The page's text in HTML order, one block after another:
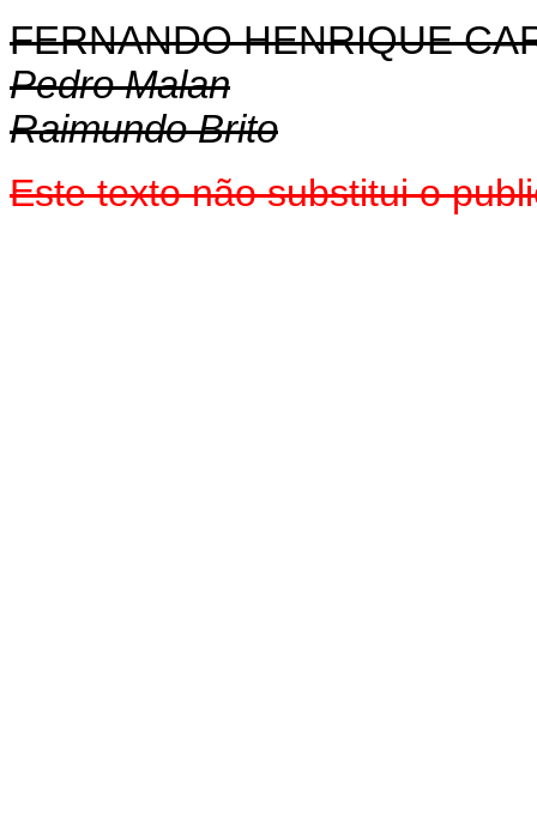
FERNANDO HENRIQUE
Pedro Malan
Raimundo Brito
Este texto não substitui o